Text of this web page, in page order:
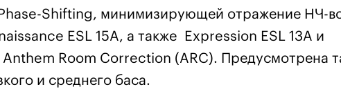
Shifting, минимизирующей отражение НЧ-
ESL 15A, а также Expression ESL 13A и
Anthem Room Correction (ARC). Предусмотрена
и среднего баса.